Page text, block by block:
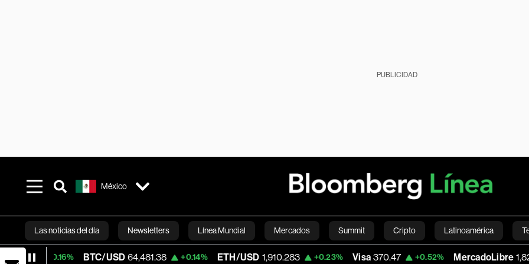
PUBLICIDAD
México
Las noticias del día Newsletters Línea Mundial Mercados Summit Cripto Latinoamérica
Bloomberg Green Economía Estilo de vida Mundo Videos
BTC/USD 64,481.38 +0.14% ETH/USD 1,910.283 +0.23% Visa 370.47 +0.52% MercadoLibre 1,824.26 -